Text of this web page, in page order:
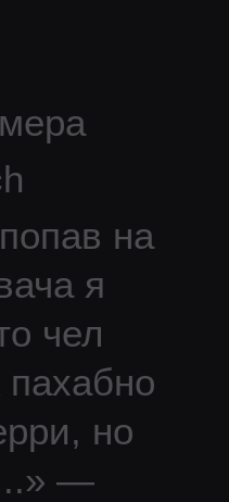
на
я
чел
но
» —